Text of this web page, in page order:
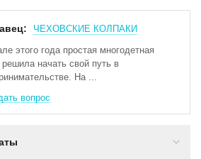
ЧЕХОВСКИЕ КОЛПАКИ
этого года простая многодетная
начать свой путь в
На ...
вопрос